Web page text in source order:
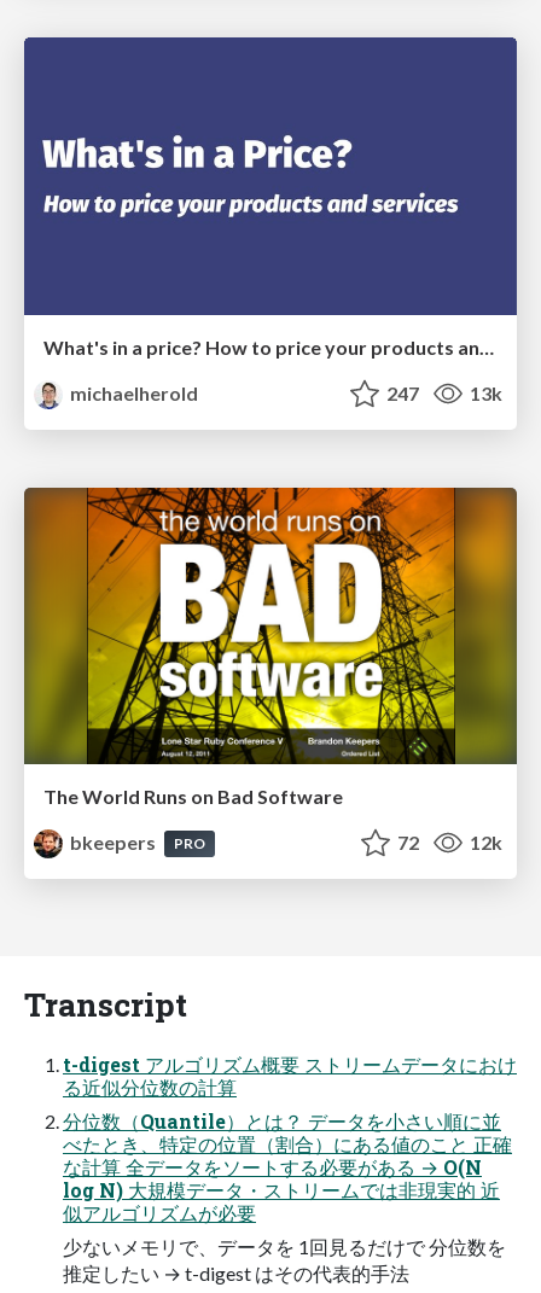
What's in a price? How to price your products and services
michaelherold
247 13k
The World Runs on Bad Software
bkeepers
PRO 72 12k
Transcript
t-digest アルゴリズム概要 ストリームデータにおけ
る近似分位数の計算
分位数（Quantile）とは？ データを小さい順に並
べたとき、特定の位置（割合）にある値のこと 正確
な計算 全データをソートする必要がある → O(N
log N) 大規模データ・ストリームでは非現実的 近
似アルゴリズムが必要
少ないメモリで、データを 1回見るだけで 分位数を
推定したい → t-digest はその代表的手法